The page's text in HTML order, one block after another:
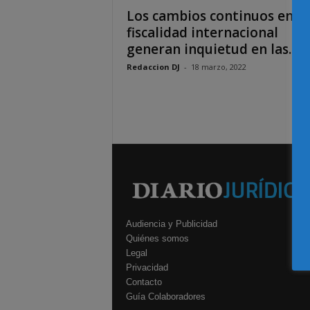
Los cambios continuos en la
fiscalidad internacional
generan inquietud en las...
Redaccion DJ - 18 marzo, 2022
Audiencia y Publicidad
Quiénes somos
Legal
Privacidad
Contacto
Guía Colaboradores